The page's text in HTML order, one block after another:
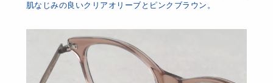
肌なじみの良いクリアオリーブとピンクブラウン。